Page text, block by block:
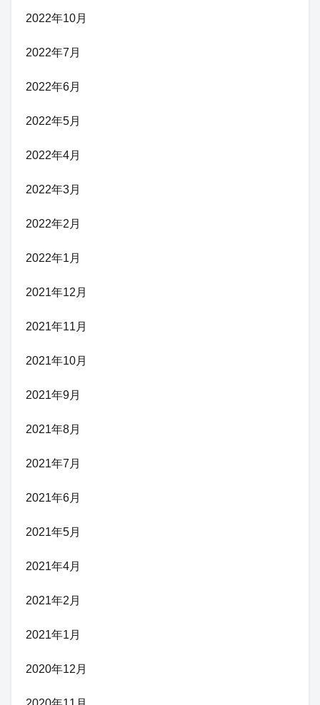
2022年10月
2022年7月
2022年6月
2022年5月
2022年4月
2022年3月
2022年2月
2022年1月
2021年12月
2021年11月
2021年10月
2021年9月
2021年8月
2021年7月
2021年6月
2021年5月
2021年4月
2021年2月
2021年1月
2020年12月